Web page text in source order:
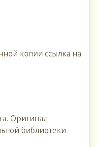
копии ссылка на
Оригинал
библиотеки